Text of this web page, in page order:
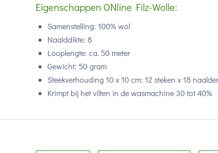
Eigenschappen ONline Filz-Wolle:
Samenstelling: 100% wol
Naalddikte: 8
Looplengte: ca. 50 meter
Gewicht: 50 gram
Steekverhouding 10 x 10 cm: 12 steken x 18
Krimpt bij het vilten in de wasmachine 30 tot 40%